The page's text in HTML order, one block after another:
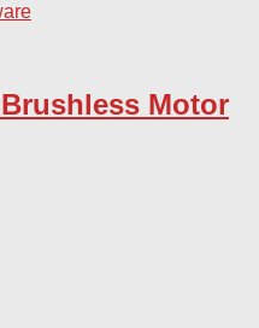
Brushless Motor